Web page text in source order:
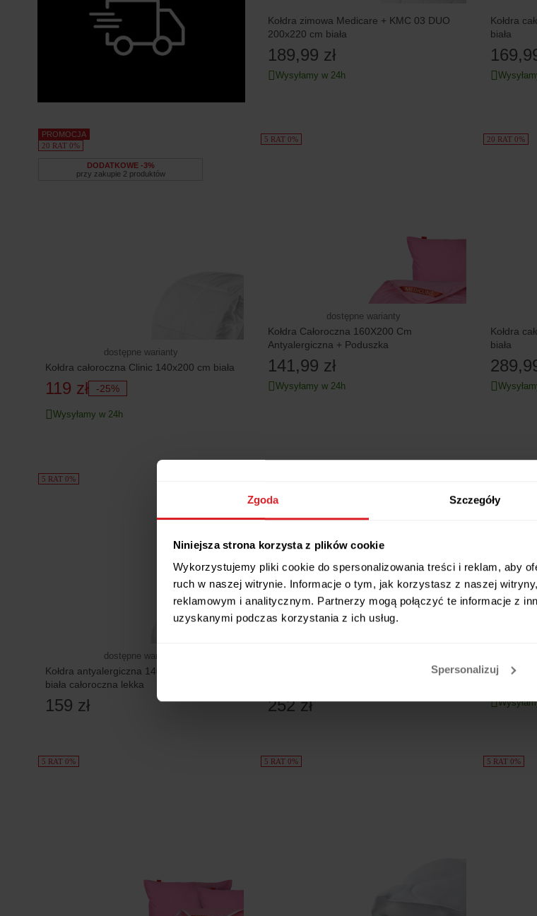
Zgoda Szczegóły
Niniejsza strona korzysta z plików cookie
Wykorzystujemy pliki cookie do spersonalizowania treści i reklam, aby
ruch w naszej witrynie. Informacje o tym, jak korzystasz z naszej
reklamowym i analitycznym. Partnerzy mogą połączyć te informacje z
uzyskanymi podczas korzystania z ich usług.
Spersonalizuj
Kołdra zimowa Medicare + KMC 03 DUO
200x220 cm biała
189,99 zł
Wysyłamy w 24h
Kołdra
biała
PROMOCJA
20 RAT 0%
DODATKOWE -3%
przy zakupie 2 produktów
dostępne warianty
Kołdra całoroczna Clinic 140x200 cm biała
119 zł -25%
Wysyłamy w 24h
5 RAT 0%
dostępne warianty
Kołdra Całoroczna 160X200 Cm
Antyalergiczna + Poduszka
141,99 zł
Wysyłamy w 24h
20 RAT 0%
Kołdra
biała
5 RAT 0%
dostępne warianty
Kołdra antyalergiczna 140x200 Silver
biała całoroczna lekka
159 zł 252 zł
97 zł
5 RAT 0% 5 RAT 0% 5 RAT 0%